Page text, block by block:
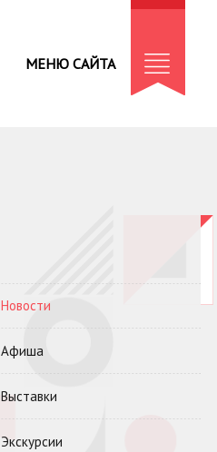
МЕНЮ САЙТА
Новости
Афиша
Выставки
Экскурсии